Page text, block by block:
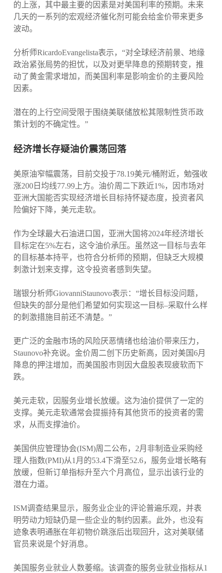
的上涨，其中最主要的因素是对美国利率的预期。未来
几天的一系列的宏观经济催化剂可能会给金价带来更多
波动。
分析师RicardoEvangelista表示，“对全球经济前景、地缘
政治紧张局势的担忧，以及对更早降息的预期转变，推
动了黄金需求增加，而美国利率是影响金价的主要风险
因素。
潜在的上行空间受限于围绕美联储放松其限制性货币政
策计划的不确定性。”
经济增长存疑油价震荡回落
美原油窄幅震荡，目前交投于78.19美元/桶附近，勉强收
涨200日均线77.99上方。油价周二下跌近1%，因市场对
亚洲大国能否实现经济增长目标持怀疑态度，投资者风
险偏好下降，美元走软。
作为全球最大石油进口国，亚洲大国将2024年经济增长
目标定在5%左右，这令油价承压。虽然这一目标与去年
的目标基本持平，也符合分析师的预期，但缺乏大规模
刺激计划来支撑，这令投资者感到失望。
瑞银分析师GiovanniStaunovo表示：“增长目标没问题，
但缺失的部分是他们希望如何实现这一目标–采取什么样
的刺激措施目前还不清楚。”
更广泛的金融市场的风险厌恶情绪也给油价带来压力，
Staunovo补充说。金价周二创下历史新高，因对美国6月
降息的押注增加，而美国股市则因大盘股表现疲软而下
跌。
美元走软，因服务业增长放缓。这为油价提供了一定的
支撑。美元走软通常会提振持有其他货币的投资者的需
求，从而支撑油价。
美国供应管理协会(ISM)周二公布，2月非制造业采购经
理人指数(PMI)从1月的53.4下滑至52.6，服务业增长略有
放缓，但新订单指标升至六个月高位，显示出该行业的
潜在力道。
ISM调查结果显示，服务业企业的评论普遍乐观，并表
明劳动力短缺仍是一些企业的制约因素。此外，也没有
迹象表明通胀在年初物价跳涨后出现回升，这对美联储
官员来说是个好消息。
美国服务业就业人数萎缩。该调查的服务业就业指标从1